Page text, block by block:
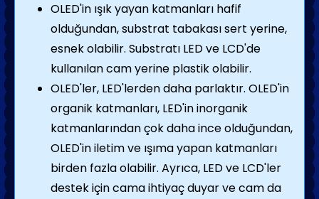
OLED'in ışık yayan katmanları hafif
olduğundan, substrat tabakası sert yerine,
esnek olabilir. Substratı LED ve LCD'de
kullanılan cam yerine plastik olabilir.
OLED'ler, LED'lerden daha parlaktır. OLED'in
organik katmanları, LED'in inorganik
katmanlarından çok daha ince olduğundan,
OLED'in iletim ve ışıma yapan katmanları
birden fazla olabilir. Ayrıca, LED ve LCD'ler
destek için cama ihtiyaç duyar ve cam da